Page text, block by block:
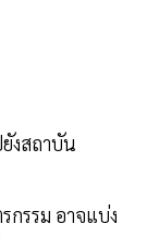
งสถาบัน
รรม อาจแบ่ง